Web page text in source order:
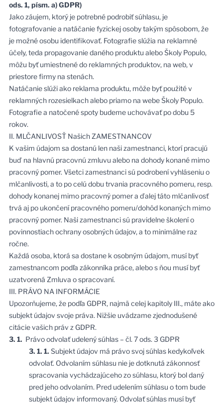
ods. 1, písm. a) GDPR)
Jako záujem, ktorý je potrebné podrobiť súhlasu, je
fotografovanie a natáčanie fyzickej osoby takým spôsobom, že
je možné osobu identifikovať. Fotografie slúžia na reklamné
účely, teda propagovanie daného produktu alebo Školy Populo,
môžu byť umiestnené do reklamných produktov, na web, v
priestore firmy na stenách.
Natáčanie slúži ako reklama produktu, môže byť použité v
reklamných rozesielkach alebo priamo na webe Školy Populo.
Fotografie a natočené spoty budeme uchovávať po dobu 5
rokov.
II. MLČANLIVOSŤ Našich ZAMESTNANCOV
K vašim údajom sa dostanú len naši zamestnanci, ktorí pracujú
buď na hlavnú pracovnú zmluvu alebo na dohody konané mimo
pracovný pomer. Všetci zamestnanci sú podrobení vyhláseniu o
mlčanlivosti, a to po celú dobu trvania pracovného pomeru, resp.
dohody konanej mimo pracovný pomer a ďalej táto mlčanlivosť
trvá aj po ukončení pracovného pomeru/dohôd konaných mimo
pracovný pomer. Naši zamestnanci sú pravidelne školení o
povinnostiach ochrany osobných údajov, a to minimálne raz
ročne.
Každá osoba, ktorá sa dostane k osobným údajom, musí byť
zamestnancom podľa zákonníka práce, alebo s ňou musí byť
uzatvorená Zmluva o spracovaní.
III. PRÁVO NA INFORMÁCIE
Upozorňujeme, že podľa GDPR, najmä celej kapitoly III., máte ako
subjekt údajov svoje práva. Nižšie uvádzame zjednodušené
citácie vašich práv z GDPR.
3. 1. Právo odvolať udelený súhlas – čl. 7 ods. 3 GDPR
3. 1. 1. Subjekt údajov má právo svoj súhlas kedykoľvek
odvolať. Odvolaním súhlasu nie je dotknutá zákonnosť
spracovania vychádzajúceho zo súhlasu, ktorý bol daný
pred jeho odvolaním. Pred udelením súhlasu o tom bude
subjekt údajov informovaný. Odvolať súhlas musí byť